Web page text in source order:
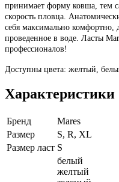
принимает форму ковша, тем
скорость пловца.
себя максимально комфортно,
проведенное в воде. Ласты
профессионалов!
Доступны цвета: желтый,
Характеристики
Бренд
Mares
Размер
S, R, XL
Размер ласт S
белый
желтый